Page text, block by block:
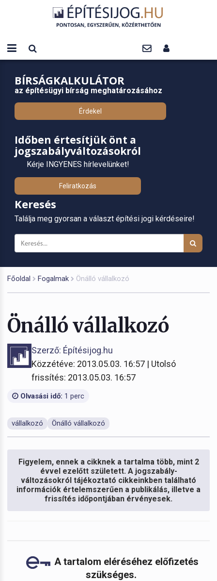
BÍRSÁGKALKULÁTOR
az építésügyi bírság meghatározásához
Érdekel
Időben értesítjük önt a
jogszabályváltozásokról
Kérje INGYENES hírlevelünket!
Feliratkozás
Keresés
Találja meg gyorsan a választ építési jogi kérdéseire!
Főoldal Fogalmak Önálló vállalkozó
Önálló vállalkozó
Szerző: Építésijog.hu
Közzétéve: 2013.05.03. 16:57 | Utolsó
frissítés: 2013.05.03. 16:57
Olvasási idő: 1 perc
vállalkozó Önálló vállalkozó
Figyelem, ennek a cikknek a tartalma több, mint 2
évvel ezelőtt született. A jogszabály-
változásokról tájékoztató cikkeinkben található
információk értelemszerűen a publikálás, illetve a
frissítés időpontjában érvényesek.
A tartalom eléréséhez előfizetés
szükséges.